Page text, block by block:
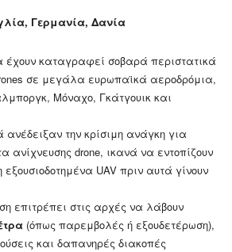
Γερμανία, Δανία
έχουν καταγραφεί σοβαρά περιστατικά
σε μεγάλα ευρωπαϊκά αεροδρόμια,
Μόναχο, Γκάτγουικ και
την κρίσιμη ανάγκη για
ανίχνευσης drone, ικανά να εντοπίζουν
UAV πριν αυτά γίνουν
επιτρέπει στις αρχές να λάβουν
(όπως παρεμβολές ή εξουδετέρωση),
και δαπανηρές διακοπές